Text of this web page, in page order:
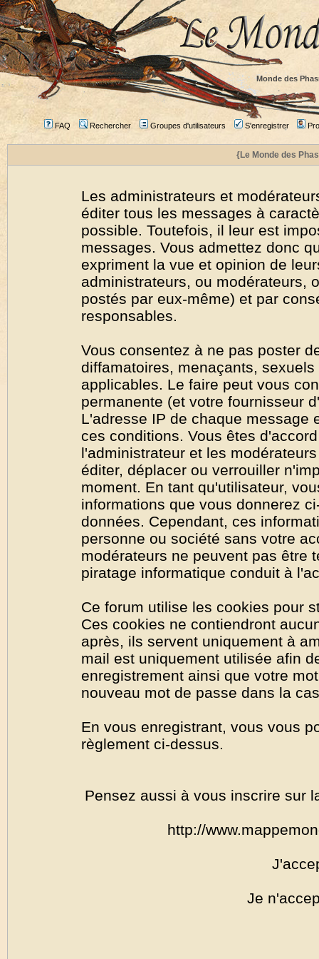
Monde des
FAQ Rechercher Groupes d'utilisateurs S'enregistrer
{Le Monde des
Les administrateurs et
éditer tous les messages à
possible. Toutefois, il leur est
messages. Vous admettez donc
expriment la vue et opinion de
administrateurs, ou modérateurs,
postés par eux-même) et par
responsables.
Vous consentez à ne pas poster
diffamatoires, menaçants,
applicables. Le faire peut vous
permanente (et votre fournisseur
L'adresse IP de chaque message
ces conditions. Vous êtes
l'administrateur et les
éditer, déplacer ou verrouiller
moment. En tant qu'utilisateur,
informations que vous donnerez
données. Cependant, ces
personne ou société sans votre
modérateurs ne peuvent pas être
piratage informatique conduit à
Ce forum utilise les cookies pour
Ces cookies ne contiendront
après, ils servent uniquement à
mail est uniquement utilisée afin
enregistrement ainsi que votre
nouveau mot de passe dans la
En vous enregistrant, vous vous
règlement ci-dessus.
Pensez aussi à vous inscrire sur
http://
Je